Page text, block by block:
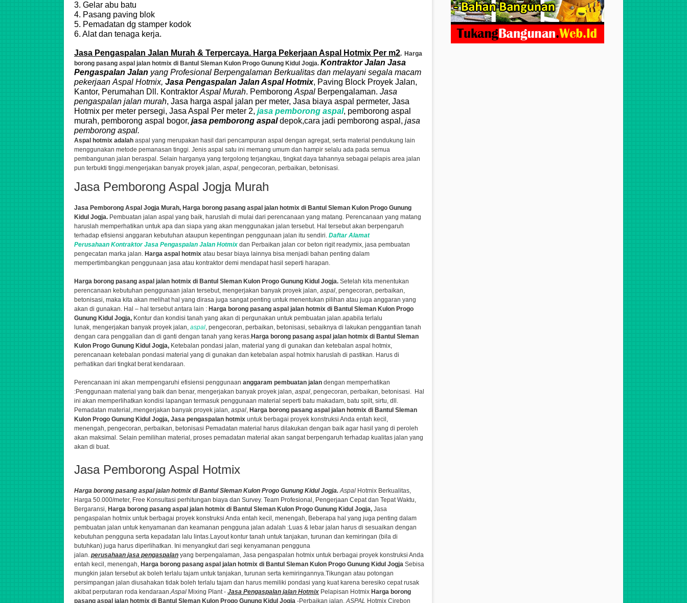
3. Gelar abu batu
4. Pasang paving blok
5. Pemadatan dg stamper kodok
6. Alat dan tenaga kerja.
Jasa Pengaspalan Jalan Murah & Terpercaya. Harga Pekerjaan Aspal Hotmix Per m2. Harga
borong pasang aspal jalan hotmix di Bantul Sleman Kulon Progo Gunung Kidul Jogja. Kontraktor Jalan Jasa
Pengaspalan Jalan yang Profesional Berpengalaman Berkualitas dan melayani segala macam
pekerjaan Aspal Hotmix, Jasa Pengaspalan Jalan AspalHotmix, Paving Block Proyek Jalan,
Kantor, Perumahan Dll. Kontraktor Aspal Murah. Pemborong Aspal Berpengalaman. Jasa
pengaspalan jalan murah, Jasa harga aspal jalan per meter, Jasa biaya aspal permeter, Jasa
Hotmix per meter persegi, Jasa Aspal Per meter 2, jasa pemborong aspal, pemborong aspal
murah, pemborong aspal bogor, jasa pemborong aspaldepok,cara jadi pemborong aspal, jasa
pemborong aspal.
Aspal hotmix adalah aspal yang merupakan hasil dari pencampuran aspal dengan agregat, serta material pendukung lain
menggunakan metode pemanasan tinggi. Jenis aspal satu ini memang umum dan hampir selalu ada pada semua
pembangunan jalan beraspal. Selain harganya yang tergolong terjangkau, tingkat daya tahannya sebagai pelapis area jalan
pun terbukti tinggi.mengerjakan banyak proyek jalan, aspal, pengecoran, perbaikan, betonisasi.
Jasa Pemborong Aspal Jogja Murah
Jasa Pemborong Aspal Jogja Murah, Harga borong pasang aspal jalan hotmix di Bantul Sleman Kulon Progo Gunung
Kidul Jogja. Pembuatan jalan aspal yang baik, haruslah di mulai dari perencanaan yang matang. Perencanaan yang matang
haruslah memperhatikan untuk apa dan siapa yang akan menggunakan jalan tersebut. Hal tersebut akan berpengaruh
terhadap efisiensi anggaran kebutuhan ataupun kepentingan penggunaan jalan itu sendiri. Daftar Alamat
Perusahaan KontraktorJasa Pengaspalan Jalan Hotmix dan Perbaikan jalan cor beton rigit readymix, jasa pembuatan
pengecatan marka jalan. Harga aspal hotmix atau besar biaya lainnya bisa menjadi bahan penting dalam
mempertimbangkan penggunaan jasa atau kontraktor demi mendapat hasil seperti harapan.
Harga borong pasang aspal jalan hotmix di Bantul Sleman Kulon Progo Gunung Kidul Jogja. Setelah kita menentukan
perencanaan kebutuhan penggunaan jalan tersebut, mengerjakan banyak proyek jalan, aspal, pengecoran, perbaikan,
betonisasi, maka kita akan melihat hal yang dirasa juga sangat penting untuk menentukan pilihan atau juga anggaran yang
akan di gunakan. Hal – hal tersebut antara lain : Harga borong pasang aspal jalan hotmix di Bantul Sleman Kulon Progo
Gunung Kidul Jogja, Kontur dan kondisi tanah yang akan di pergunakan untuk pembuatan jalan.apabila terlalu
lunak, mengerjakan banyak proyek jalan, aspal, pengecoran, perbaikan, betonisasi, sebaiknya di lakukan penggantian tanah
dengan cara penggalian dan di ganti dengan tanah yang keras.Harga borong pasang aspal jalan hotmix di Bantul Sleman
Kulon Progo Gunung Kidul Jogja, Ketebalan pondasi jalan, material yang di gunakan dan ketebalan aspal hotmix,
perencanaan ketebalan pondasi material yang di gunakan dan ketebalan aspal hotmix haruslah di pastikan. Harus di
perhatikan dari tingkat berat kendaraan.
Perencanaan ini akan mempengaruhi efisiensi penggunaan anggaram pembuatan jalan dengan memperhatikan
:Penggunaan material yang baik dan benar, mengerjakan banyak proyek jalan, aspal, pengecoran, perbaikan, betonisasi. Hal
ini akan memperlihatkan kondisi lapangan termasuk penggunaan material seperti batu makadam, batu spilt, sirtu, dll.
Pemadatan material,.mengerjakan banyak proyek jalan, aspal, Harga borong pasang aspal jalan hotmix di Bantul Sleman
Kulon Progo Gunung Kidul Jogja, Jasa pengaspalan hotmix untuk berbagai proyek konstruksi Anda entah kecil,
menengah, pengecoran, perbaikan, betonisasi Pemadatan material harus dilakukan dengan baik agar hasil yang di peroleh
akan maksimal. Selain pemilihan material, proses pemadatan material akan sangat berpengaruh terhadap kualitas jalan yang
akan di buat.
Jasa Pemborong Aspal Hotmix
Harga borong pasang aspal jalan hotmix di Bantul Sleman Kulon Progo Gunung Kidul Jogja.Aspal Hotmix Berkualitas,
Harga 50.000/meter, Free Konsultasi perhitungan biaya dan Survey. Team Profesional, Pengerjaan Cepat dan Tepat Waktu,
Bergaransi, Harga borong pasang aspal jalan hotmix di Bantul Sleman Kulon Progo Gunung Kidul Jogja, Jasa
pengaspalan hotmix untuk berbagai proyek konstruksi Anda entah kecil, menengah, Beberapa hal yang juga penting dalam
pembuatan jalan untuk kenyamanan dan keamanan pengguna jalan adalah :Luas & lebar jalan harus di sesuaikan dengan
kebutuhan pengguna serta kepadatan lalu lintas.Layout kontur tanah untuk tanjakan, turunan dan kemiringan (bila di
butuhkan) juga harus diperlihatkan. Ini menyangkut dari segi kenyamanan pengguna
jalan. perusahaan jasa pengaspalan yang berpengalaman, Jasa pengaspalan hotmix untuk berbagai proyek konstruksi Anda
entah kecil, menengah, Harga borong pasang aspal jalan hotmix di Bantul Sleman Kulon Progo Gunung Kidul Jogja Sebisa
mungkin jalan tersebut ak boleh terlalu tajam untuk tanjakan, turunan serta kemiringannya.Tikungan atau potongan
persimpangan jalan diusahakan tidak boleh terlalu tajam dan harus memiliki pondasi yang kuat karena beresiko cepat rusak
akibat perputaran roda kendaraan.Aspal Mixing Plant - Jasa Pengaspalan jalan Hotmix Pelapisan Hotmix Harga borong
pasang aspal jalan hotmix di Bantul Sleman Kulon Progo Gunung Kidul Jogja -Perbaikan jalan.ASPAL Hotmix Cirebon